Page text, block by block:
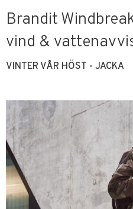
Brandit
vind &
VINTER VÅR HÖST - JACKA